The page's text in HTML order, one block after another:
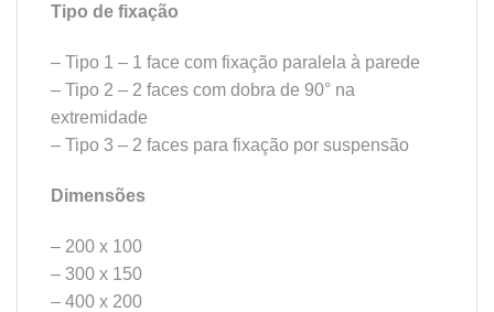
Tipo de fixação
– Tipo 1 – 1 face com fixação paralela à parede
– Tipo 2 – 2 faces com dobra de 90° na
extremidade
– Tipo 3 – 2 faces para fixação por suspensão
Dimensões
– 200 x 100
– 300 x 150
– 400 x 200